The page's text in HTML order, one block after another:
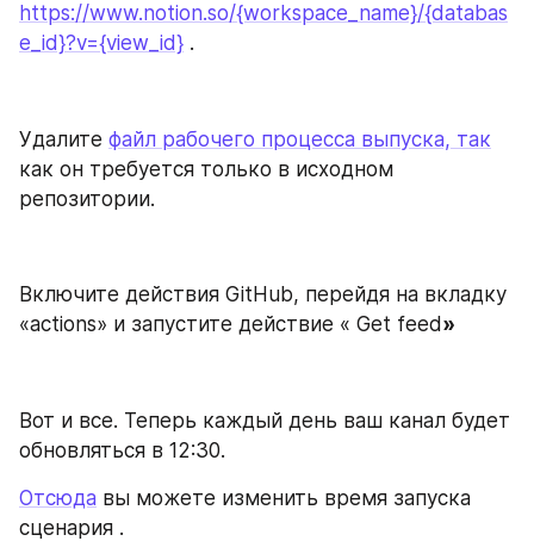
https://www.notion.so/{workspace_name}/{databas
e_id}?v={view_id} .
Удалите файл рабочего процесса выпуска, так
как он требуется только в исходном
репозитории.
Включите действия GitHub, перейдя на вкладку
«actions» и запустите действие « Get feed »
Вот и все. Теперь каждый день ваш канал будет
обновляться в 12:30.
Отсюда вы можете изменить время запуска
сценария .